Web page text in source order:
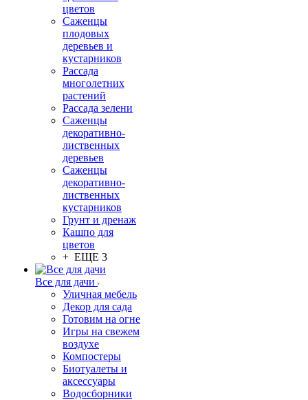
цветов
Саженцы
плодовых
деревьев и
кустарников
Рассада
многолетних
растений
Рассада зелени
Саженцы
декоративно-
лиственных
деревьев
Саженцы
декоративно-
лиственных
кустарников
Грунт и дренаж
Кашпо для
цветов
+ ЕЩЕ 3
Все для дачи
Уличная мебель
Декор для сада
Готовим на огне
Игры на свежем
воздухе
Компостеры
Биотуалеты и
аксессуары
Водосборники